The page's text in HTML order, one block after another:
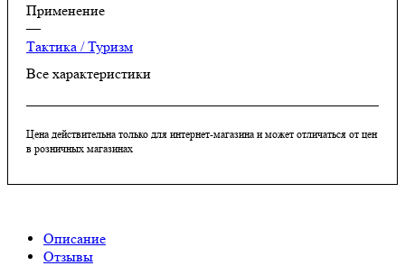
Применение
—
Тактика / Туризм
Все характеристики
Цена действительна только для интернет-магазина и может отличаться от цен
в розничных магазинах
Описание
Отзывы